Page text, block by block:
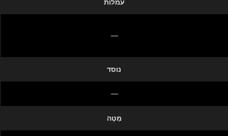
עמלות
—
נוסד
—
מַטֶה